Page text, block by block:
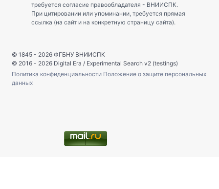
требуется согласие правообладателя - ВНИИСПК.
При цитировании или упоминании, требуется прямая
ссылка (на сайт и на конкретную страницу сайта).
© 1845 - 2026 ФГБНУ ВНИИСПК
© 2016 - 2026 Digital Era / Experimental Search v2 (testings)
Политика конфиденциальности Положение о защите персональных
данных